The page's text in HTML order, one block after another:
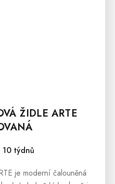
ŽIDLE ARTE
10 týdnů
je moderní čalouněná